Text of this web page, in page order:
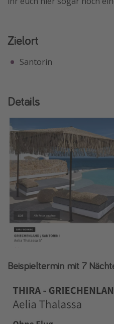
Zielort
Santorin
Details
Beispieltermin mit 7